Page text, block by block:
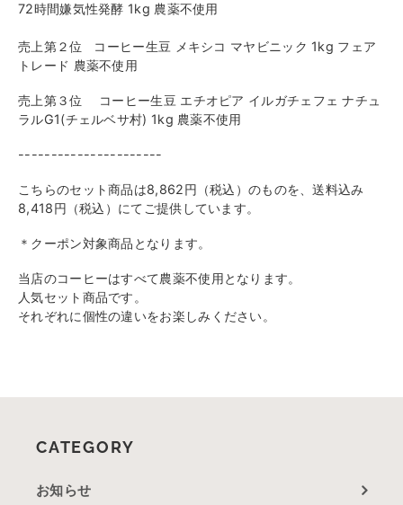
72時間嫌気性発酵 1kg 農薬不使用
売上第２位 コーヒー生豆 メキシコ マヤビニック 1kg フェア
トレード 農薬不使用
売上第３位
コーヒー生豆 エチオピア イルガチェフェ ナチュ
ラルG1(チェルベサ村) 1kg 農薬不使用
----------------------
こちらのセット商品は8,862円（税込）のものを、送料込み
8,418円（税込）にてご提供しています。
＊クーポン対象商品となります。
当店のコーヒーはすべて農薬不使用となります。
人気セット商品です。
それぞれに個性の違いをお楽しみください。
CATEGORY
お知らせ